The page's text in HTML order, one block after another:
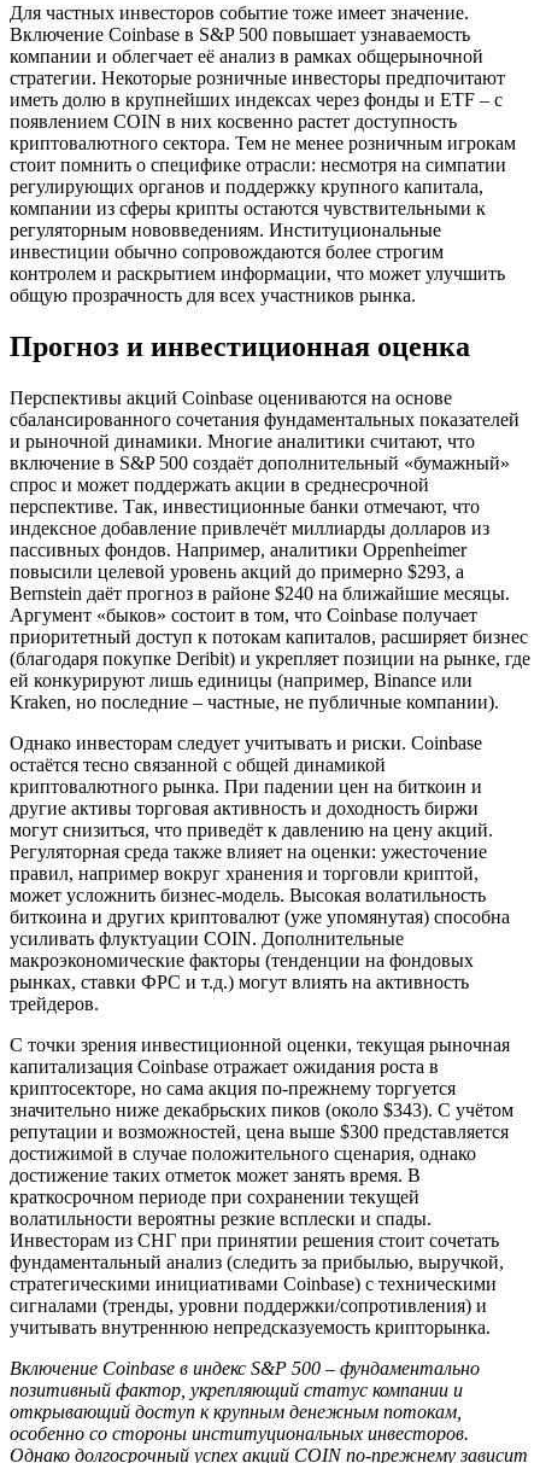
Для частных инвесторов событие тоже имеет значение.
Включение Coinbase в S&P 500 повышает узнаваемость
компании и облегчает её анализ в рамках общерыночной
стратегии. Некоторые розничные инвесторы предпочитают
иметь долю в крупнейших индексах через фонды и ETF – с
появлением COIN в них косвенно растет доступность
криптовалютного сектора. Тем не менее розничным игрокам
стоит помнить о специфике отрасли: несмотря на симпатии
регулирующих органов и поддержку крупного капитала,
компании из сферы крипты остаются чувствительными к
регуляторным нововведениям. Институциональные
инвестиции обычно сопровождаются более строгим
контролем и раскрытием информации, что может улучшить
общую прозрачность для всех участников рынка.
Прогноз и инвестиционная оценка
Перспективы акций Coinbase оцениваются на основе
сбалансированного сочетания фундаментальных показателей
и рыночной динамики. Многие аналитики считают, что
включение в S&P 500 создаёт дополнительный «бумажный»
спрос и может поддержать акции в среднесрочной
перспективе. Так, инвестиционные банки отмечают, что
индексное добавление привлечёт миллиарды долларов из
пассивных фондов. Например, аналитики Oppenheimer
повысили целевой уровень акций до примерно $293, а
Bernstein даёт прогноз в районе $240 на ближайшие месяцы.
Аргумент «быков» состоит в том, что Coinbase получает
приоритетный доступ к потокам капиталов, расширяет бизнес
(благодаря покупке Deribit) и укрепляет позиции на рынке, где
ей конкурируют лишь единицы (например, Binance или
Kraken, но последние – частные, не публичные компании).
Однако инвесторам следует учитывать и риски. Coinbase
остаётся тесно связанной с общей динамикой
криптовалютного рынка. При падении цен на биткоин и
другие активы торговая активность и доходность биржи
могут снизиться, что приведёт к давлению на цену акций.
Регуляторная среда также влияет на оценки: ужесточение
правил, например вокруг хранения и торговли криптой,
может усложнить бизнес-модель. Высокая волатильность
биткоина и других криптовалют (уже упомянутая) способна
усиливать флуктуации COIN. Дополнительные
макроэкономические факторы (тенденции на фондовых
рынках, ставки ФРС и т.д.) могут влиять на активность
трейдеров.
С точки зрения инвестиционной оценки, текущая рыночная
капитализация Coinbase отражает ожидания роста в
криптосекторе, но сама акция по-прежнему торгуется
значительно ниже декабрьских пиков (около $343). С учётом
репутации и возможностей, цена выше $300 представляется
достижимой в случае положительного сценария, однако
достижение таких отметок может занять время. В
краткосрочном периоде при сохранении текущей
волатильности вероятны резкие всплески и спады.
Инвесторам из СНГ при принятии решения стоит сочетать
фундаментальный анализ (следить за прибылью, выручкой,
стратегическими инициативами Coinbase) с техническими
сигналами (тренды, уровни поддержки/сопротивления) и
учитывать внутреннюю непредсказуемость крипторынка.
Включение Coinbase в индекс S&P 500 – фундаментально
позитивный фактор, укрепляющий статус компании и
открывающий доступ к крупным денежным потокам,
особенно со стороны институциональных инвесторов.
Однако долгосрочный успех акций COIN по-прежнему зависит